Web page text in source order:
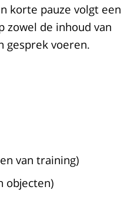
korte pauze volgt een
zowel de inhoud van
gesprek voeren.
van training)
objecten)